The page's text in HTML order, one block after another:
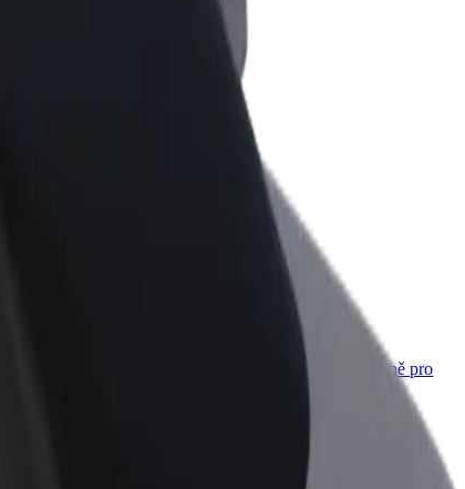
Bolt for Business
Produkty a služby Boltu přesně pro